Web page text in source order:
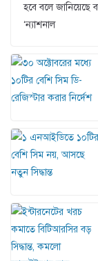
হবে বলে জানিয়েছে
‘ন্যাশনাল